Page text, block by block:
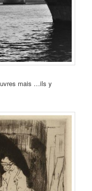
mais …ils y